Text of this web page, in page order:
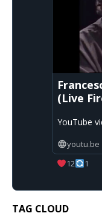
(Live
YouTube
youtu.be
12
1
TAG CLOUD